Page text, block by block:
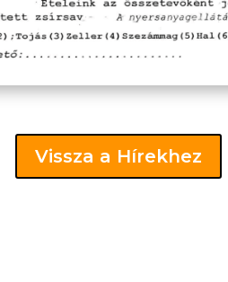
Vissza a Hírekhez